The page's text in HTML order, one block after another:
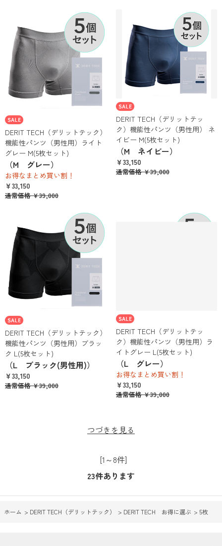
DERIT TECH（デリットテック）
機能性パンツ（男性用）ライト
グレー M(5枚セット)
（M グレー）
お得なまとめ買い割！
￥33,150
通常価格 ￥39,000
DERIT TECH（デリットテッ
ク）機能性パンツ（男性用） ネ
イビー M(5枚セット)
（M ネイビー）
￥33,150
通常価格 ￥39,000
DERIT TECH（デリットテック）
機能性パンツ（男性用）ブラッ
ク L(5枚セット)
（L ブラック(男性用)）
￥33,150
通常価格 ￥39,000
DERIT TECH（デリットテッ
ク）機能性パンツ（男性用）ラ
イトグレー L(5枚セット)
（L グレー）
お得なまとめ買い割！
￥33,150
通常価格 ￥39,000
つづきを見る
[1～8件]
23件あります
ホーム > DERIT TECH（デリットテック） > DERIT TECH お得に選ぶ > 5枚